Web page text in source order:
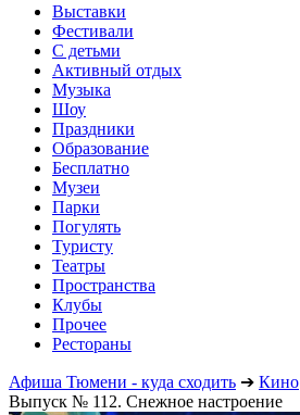
Выставки
Фестивали
С детьми
Активный отдых
Музыка
Шоу
Праздники
Образование
Бесплатно
Музеи
Парки
Погулять
Туристу
Театры
Пространства
Клубы
Прочее
Рестораны
Афиша Тюмени - куда сходить ➔ Кино
Выпуск № 112. Снежное настроение